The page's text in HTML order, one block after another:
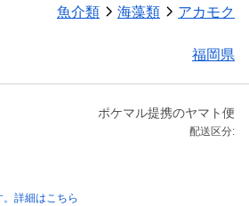
魚介類 海藻類 アカモク
福岡県
ポケマル提携のヤマト便
配送区分:
詳細はこちら